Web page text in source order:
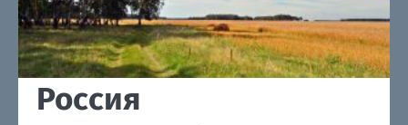
Россия